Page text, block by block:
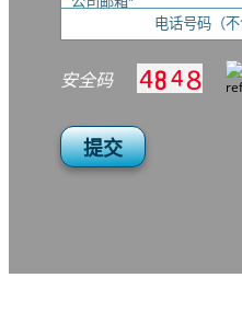
安全码
提交